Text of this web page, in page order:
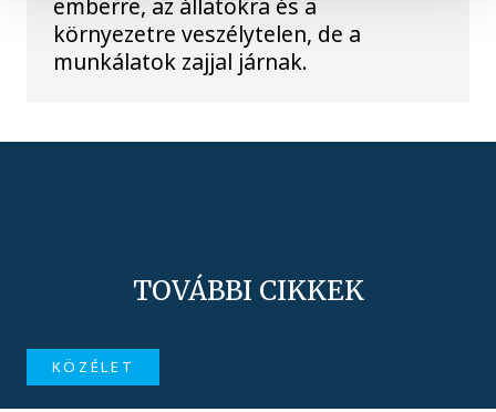
környezetre veszélytelen, de a
munkálatok zajjal járnak.
TOVÁBBI CIKKEK
KÖZÉLET